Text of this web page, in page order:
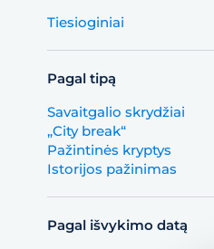
Tiesioginiai
Pagal tipą
Savaitgalio skrydžiai
„City break“
Pažintinės kryptys
Istorijos pažinimas
Pagal išvykimo datą